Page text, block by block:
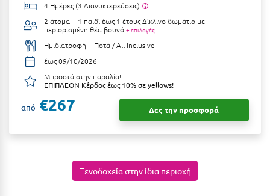
Θάσος
Θεσσαλονίκη
Ιεράπετρα
Ιθάκη
Ικαρία
4 Ημέρες (3 Διανυκτερεύσεις)
2 άτομα + 1 παιδί έως 1 έτουςΔίκλινο δωμάτιο με
περιορισμένη θέα βουνό + επιλογές
Ημιδιατροφή + Ποτά / All Inclusive
έως 09/10/2026
Μπροστά στην παραλία!
ΕΠΙΠΛΕΟΝ Κέρδος έως 10% σε yellows!
από €267 Δες την προσφορά
Ξενοδοχεία στην ίδια περιοχή